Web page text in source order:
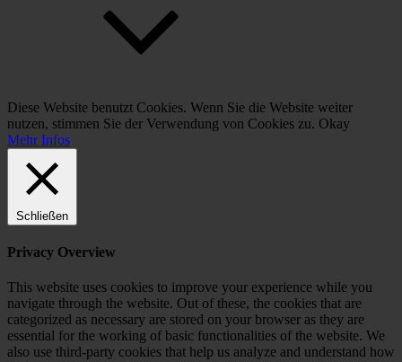
Diese Website benutzt Cookies. Wenn Sie die Website weiter
nutzen, stimmen Sie der Verwendung von Cookies zu. Okay
Mehr Infos
Schließen
Privacy Overview
This website uses cookies to improve your experience while you
navigate through the website. Out of these, the cookies that are
categorized as necessary are stored on your browser as they are
essential for the working of basic functionalities of the website. We
also use third-party cookies that help us analyze and understand how